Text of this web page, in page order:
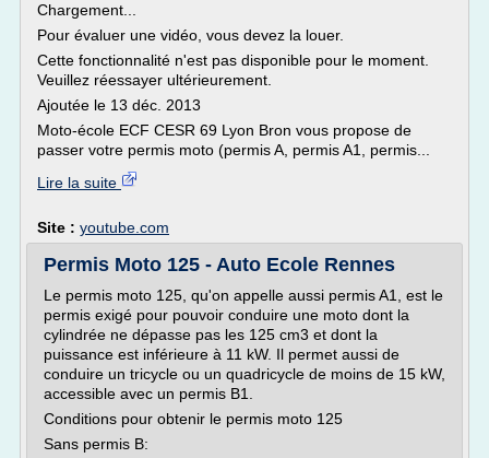
Chargement...
Pour évaluer une vidéo, vous devez la louer.
Cette fonctionnalité n'est pas disponible pour le moment.
Veuillez réessayer ultérieurement.
Ajoutée le 13 déc. 2013
Moto-école ECF CESR 69 Lyon Bron vous propose de
passer votre permis moto (permis A, permis A1, permis...
Lire la suite
Site : youtube.com
Permis Moto 125 - Auto Ecole Rennes
Le permis moto 125, qu'on appelle aussi permis A1, est le
permis exigé pour pouvoir conduire une moto dont la
cylindrée ne dépasse pas les 125 cm3 et dont la
puissance est inférieure à 11 kW. Il permet aussi de
conduire un tricycle ou un quadricycle de moins de 15 kW,
accessible avec un permis B1.
Conditions pour obtenir le permis moto 125
Sans permis B: